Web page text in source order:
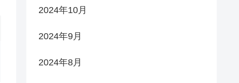
2024年10月
2024年9月
2024年8月